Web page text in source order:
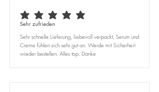
durchschnittliches Rating ist 5 von 5
Sehr zufrieden
Sehr schnelle Lieferung, liebevoll verpackt, Serum und
Creme fühlen sich sehr gut an. Werde mit Sicherheit
wieder bestellen. Alles top. Danke